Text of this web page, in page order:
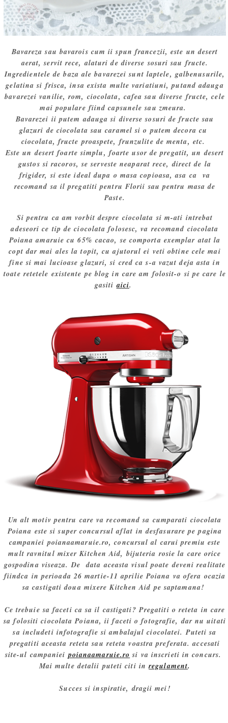
Bavareza sau bavarois cum ii spun francezii, este un desert
aerat, servit rece, alaturi de diverse sosuri sau fructe.
Ingredientele de baza ale bavarezei sunt laptele, galbenusurile,
gelatina si frisca, insa exista multe variatiuni, putand adauga
bavarezei vanilie, rom, ciocolata, cafea sau diverse fructe, cele
mai populare fiind capsunele sau zmeura.
Bavarezei ii putem adauga si diverse sosuri de fructe sau
glazuri de ciocolata sau caramel si o putem decora cu
ciocolata, fructe proaspete, frunzulite de menta, etc.
Este un desert foarte simplu, foarte usor de pregatit, un desert
gustos si racoros, se serveste neaparat rece, direct de la
frigider, si este ideal dupa o masa copioasa, asa ca va
recomand sa il pregatiti pentru Florii sau pentru masa de
Paste.
Si pentru ca am vorbit despre ciocolata si m-ati intrebat
adeseori ce tip de ciocolata folosesc, va recomand ciocolata
Poiana amaruie cu 65% cacao, se comporta exemplar atat la
copt dar mai ales la topit, cu ajutorul ei veti obtine cele mai
fine si mai lucioase glazuri, si cred ca s-a vazut deja asta in
toate retetele existente pe blog in care am folosit-o si pe care le
gasitiaici.
Un alt motiv pentru care va recomand sa cumparati ciocolata
Poiana este si super concursul aflat in desfasurare pe pagina
campaniei poianaamaruie.ro, concursul al carui premiu este
mult ravnitul mixer Kitchen Aid, bijuteria rosie la care orice
gospodina viseaza. De data aceasta visul poate deveni realitate
fiindca in perioada 26 martie-11 aprilie Poiana va ofera ocazia
sa castigati doua mixere Kitchen Aid pe saptamana!
Ce trebuie sa faceti ca sa il castigati? Pregatiti o reteta in care
sa folositi ciocolata Poiana, ii faceti o fotografie, dar nu uitati
sa includeti infotografie si ambalajul ciocolatei. Puteti sa
pregatiti aceasta reteta sau reteta voastra preferata. accesati
site-ul campanieipoianaamaruie.ro si va inscrieti in concurs.
Mai multe detalii puteti citi inregulament.
Succes si inspiratie, dragii mei!